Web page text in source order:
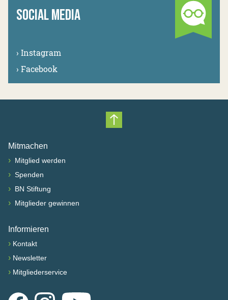
SOCIAL MEDIA
› Instagram
› Facebook
Nach oben scrollen
Mitmachen
› Mitglied werden
› Spenden
› BN Stiftung
› Mitglieder gewinnen
Informieren
› Kontakt
› Newsletter
› Mitgliederservice
FacebookInstagramYouTube